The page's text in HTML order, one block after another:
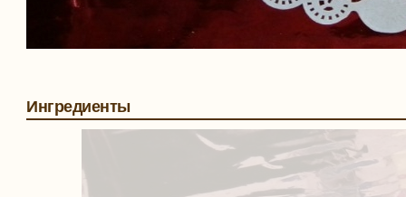
Ингредиенты